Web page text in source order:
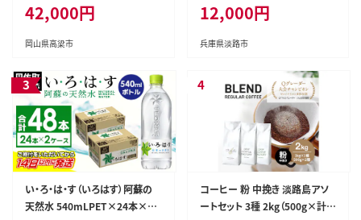
コーヒー豆 セット 飲み比べ 飲
み比べセット 詰め合わせ 焙煎
深煎り 飲み物 ドリンク 定期 6回
42,000円
岡山県高梁市
12,000円
兵庫県淡路市
い・ろ・は・す（いろはす）阿蘇の
天然水 540mLPET×24本×２
コーヒー 粉 中挽き 淡路島アソ
ートセット 3種 2kg（500g×計4